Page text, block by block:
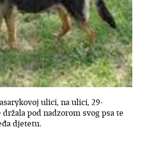
ulici, na ulici, 29-
pod nadzorom svog psa te
djetetu.